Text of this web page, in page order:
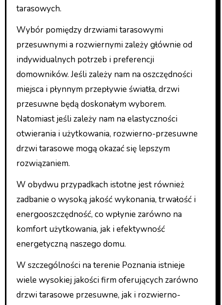
tarasowych.
Wybór pomiędzy drzwiami tarasowymi
przesuwnymi a rozwiernymi zależy głównie od
indywidualnych potrzeb i preferencji
domowników. Jeśli zależy nam na oszczędności
miejsca i płynnym przepływie światła, drzwi
przesuwne będą doskonałym wyborem.
Natomiast jeśli zależy nam na elastyczności
otwierania i użytkowania, rozwierno-przesuwne
drzwi tarasowe mogą okazać się lepszym
rozwiązaniem.
W obydwu przypadkach istotne jest również
zadbanie o wysoką jakość wykonania, trwałość i
energooszczędność, co wpłynie zarówno na
komfort użytkowania, jak i efektywność
energetyczną naszego domu.
W szczególności na terenie Poznania istnieje
wiele wysokiej jakości firm oferujących zarówno
drzwi tarasowe przesuwne, jak i rozwierno-